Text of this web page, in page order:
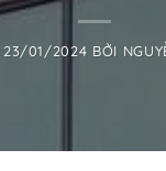
23/01/2024 BỞI